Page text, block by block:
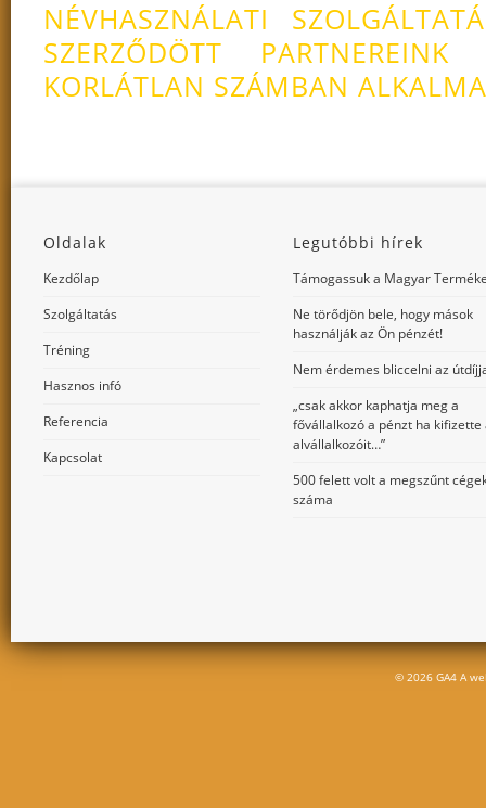
NÉVHASZNÁLATI
SZERZŐDÖTT PARTNEREINK
KORLÁTLAN SZÁMBAN
Oldalak
Kezdőlap
Szolgáltatás
Tréning
Hasznos infó
Referencia
Kapcsolat
Legutóbbi hírek
Támogassuk a Magyar
Ne törődjön bele, hogy mások
használják az Ön pénzét!
Nem érdemes bliccelni az
„csak akkor kaphatja meg a
fővállalkozó a pénzt ha kifizette
alvállalkozóit…”
500 felett volt a megszűnt
száma
© 2026 GA4 A